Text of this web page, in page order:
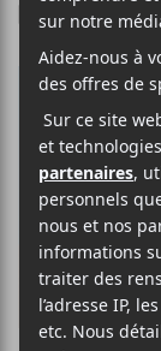
F
A
C
E
O
O
K
T
W
I
T
E
R
P
A
R
T
G
E
R